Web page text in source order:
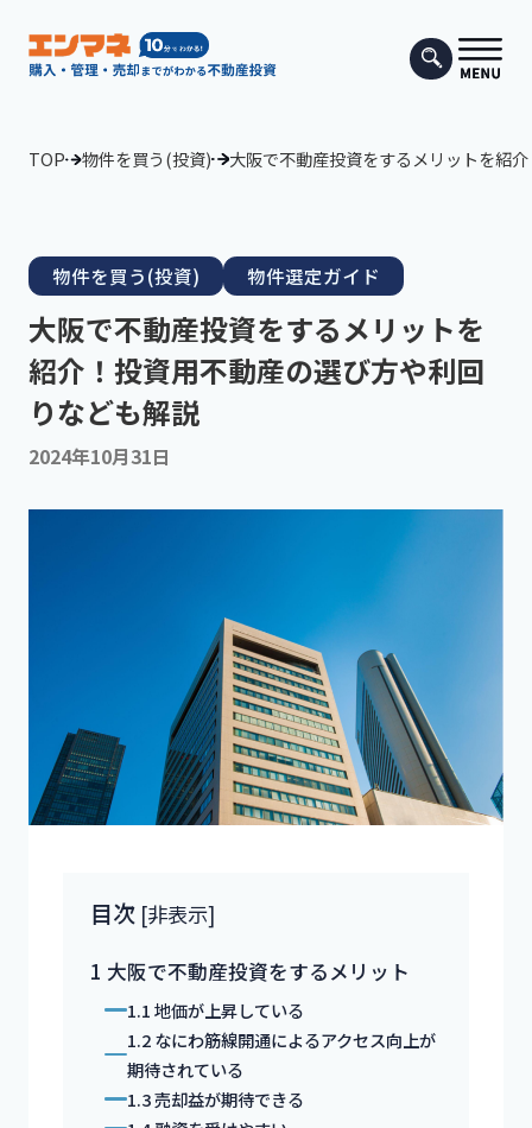
TOP 物件を買う(投資) 大阪で不動産投資をするメリットを紹
物件を買う(投資) 物件選定ガイド
大阪で不動産投資をするメリットを
紹介！投資用不動産の選び方や利回
りなども解説
2024年10月31日
目次 [非表示]
1 大阪で不動産投資をするメリット
1.1地価が上昇している
1.2なにわ筋線開通によるアクセス向上が
期待されている
1.3売却益が期待できる